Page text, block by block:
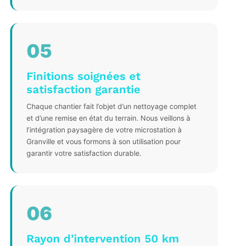
05
Finitions soignées et
satisfaction garantie
Chaque chantier fait l’objet d’un nettoyage complet
et d’une remise en état du terrain. Nous veillons à
l’intégration paysagère de votre microstation à
Granville et vous formons à son utilisation pour
garantir votre satisfaction durable.
06
Rayon d’intervention 50 km